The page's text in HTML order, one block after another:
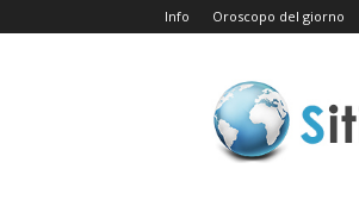
Info Oroscopo del giorno